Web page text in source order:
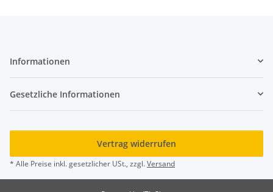
Informationen
Gesetzliche Informationen
Vertrag widerrufen
* Alle Preise inkl. gesetzlicher USt., zzgl.Versand